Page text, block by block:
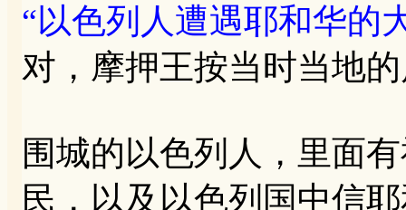
“以色列人遭遇耶和华的
对，摩押王按当时当地
围城的以色列人，里面
民，以及以色列国中信